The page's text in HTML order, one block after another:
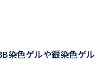
染色ゲルや銀染色ゲル